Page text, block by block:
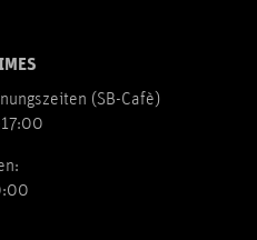
(SB-Cafè)